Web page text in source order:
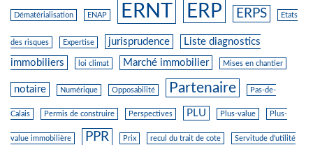
Dématérialisation ENAP ERNT ERP ERPS Etats
des risques Expertise jurisprudence
Liste diagnostics
immobiliers
loi climat Marché immobilier Mises en chantier
notaire Numérique Opposabilité Partenaire Pas-de-
Calais Permis de construire Perspectives PLU Plus-value Plus-
value immobilière PPR Prix recul du trait de cote Servitude d'utilité